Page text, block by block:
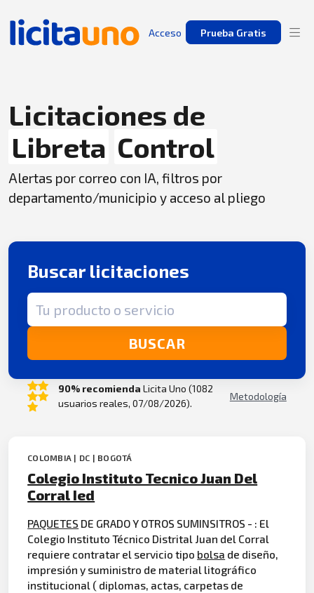
Acceso Prueba Gratis
Licitaciones de
Libreta Control
Alertas por correo con IA, filtros por
departamento/municipio y acceso al pliego
Buscar licitaciones
Término de búsqueda
BUSCAR
90% recomienda Licita Uno (1082
usuarios reales, 07/08/2026).
Metodología
COLOMBIA | DC | BOGOTÁ
Colegio Instituto Tecnico Juan Del
Corral Ied
PAQUETES DE GRADO Y OTROS SUMINSITROS - : El
Colegio Instituto Técnico Distrital Juan del Corral
requiere contratar el servicio tipo bolsa de diseño,
impresión y suministro de material litográfico
institucional ( diplomas, actas, carpetas de